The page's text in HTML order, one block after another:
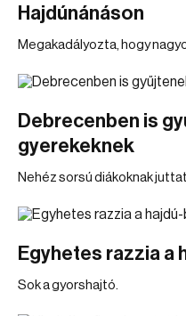
Hajdúnánáson
Megakadályozta, hogy
Debrecenben is
gyerekeknek
Nehéz sorsú diákoknak
Egyhetes razzia a
Sok a gyorshajtó.